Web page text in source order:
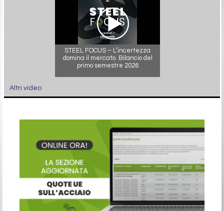
STEEL FOCUS – L’incertezza
domina il mercato. Bilancio del
primo semestre 2026
Altri video